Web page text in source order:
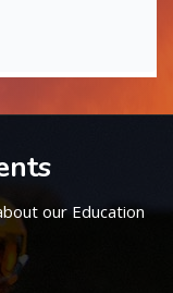
our Education